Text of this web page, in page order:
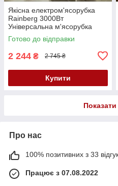
Якісна електром'ясорубка
Rainberg 3000Вт
Універсальна м'ясорубка
Німецька м'ясорубка з
нержавійки
Готово до відправки
2 244 ₴ 2 745 ₴
Купити
Про нас
100% позитивних з 33
Працює з 07.08.2022